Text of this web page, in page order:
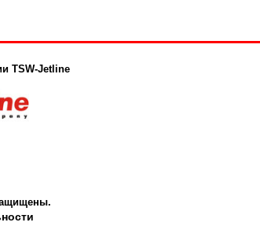
TSW-Jetline